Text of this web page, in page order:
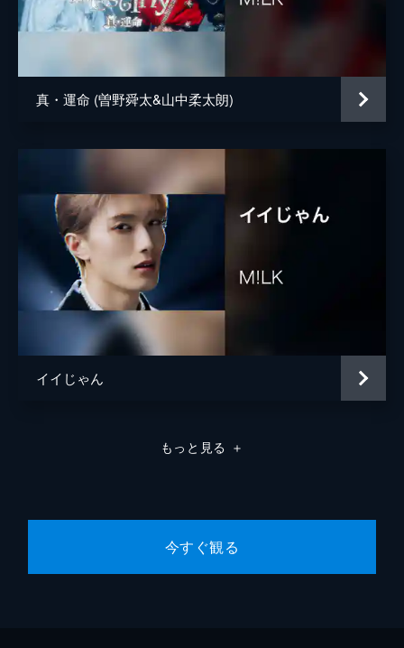
真・運命 (曽野舜太&山中柔太朗)
イイじゃん
もっと見る ＋
今すぐ観る